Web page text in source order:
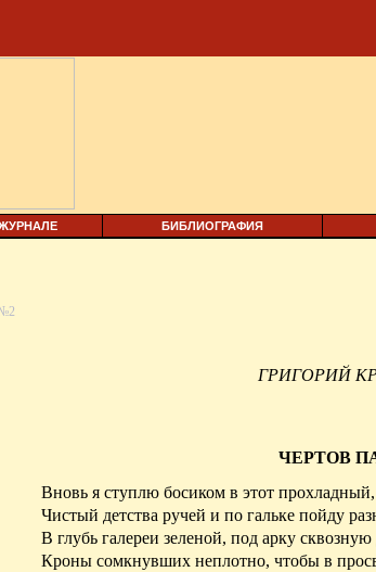
БИБЛИОГРАФИЯ
ГРИГОРИЙ
ЧЕРТОВ
Вновь я ступлю босиком в этот
Чистый детства ручей и по гальке пойду
В глубь галереи зеленой, под арку сквозную
Кроны сомкнувших неплотно, чтобы в